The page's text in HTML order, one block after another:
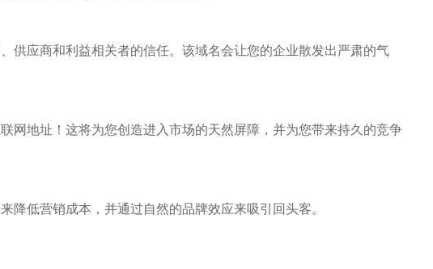
供应商和利益相关者的信任。该域名会让您的企业散发出严肃的气
网地址！这将为您创造进入市场的天然屏障，并为您带来持久的竞争
降低营销成本，并通过自然的品牌效应来吸引回头客。